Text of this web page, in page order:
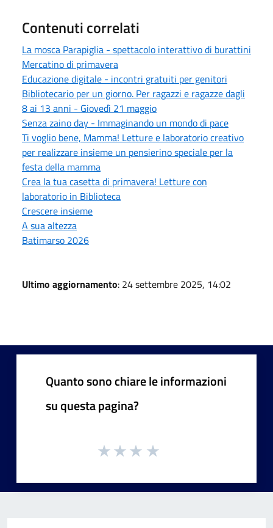
Contenuti correlati
La mosca Parapiglia - spettacolo interattivo di burattini
Mercatino di primavera
Educazione digitale - incontri gratuiti per genitori
Bibliotecario per un giorno. Per ragazzi e ragazze dagli
8 ai 13 anni - Giovedì 21 maggio
Senza zaino day - Immaginando un mondo di pace
Ti voglio bene, Mamma! Letture e laboratorio creativo
per realizzare insieme un pensierino speciale per la
festa della mamma
Crea la tua casetta di primavera! Letture con
laboratorio in Biblioteca
Crescere insieme
A sua altezza
Batimarso 2026
Ultimo aggiornamento: 24 settembre 2025, 14:02
Quanto sono chiare le informazioni
su questa pagina?